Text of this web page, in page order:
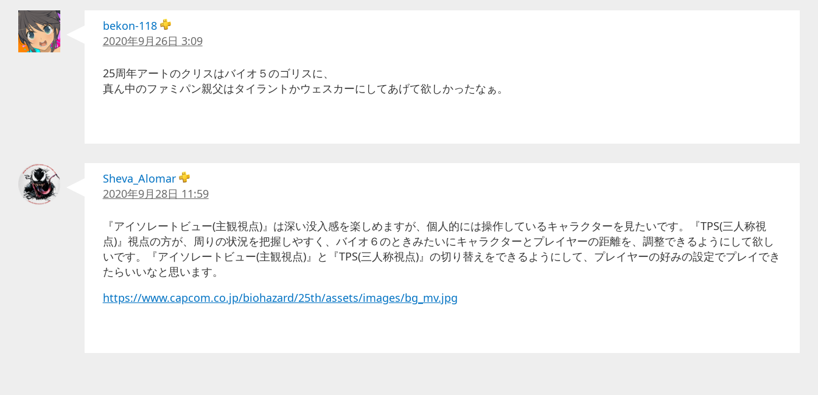
bekon-118
2020年9月26日 3:09
25周年アートのクリスはバイオ５のゴリスに、
真ん中のファミパン親父はタイラントかウェスカーにしてあげて欲しかったなぁ。
Sheva_Alomar
2020年9月28日 11:59
『アイソレートビュー(主観視点)』は深い没入感を楽しめますが、個人的には操作しているキャラクターを見たいです。『TPS(三人称視
点)』視点の方が、周りの状況を把握しやすく、バイオ６のときみたいにキャラクターとプレイヤーの距離を、調整できるようにして欲し
いです。『アイソレートビュー(主観視点)』と『TPS(三人称視点)』の切り替えをできるようにして、プレイヤーの好みの設定でプレイでき
たらいいなと思います。
https://www.capcom.co.jp/biohazard/25th/assets/images/bg_mv.jpg